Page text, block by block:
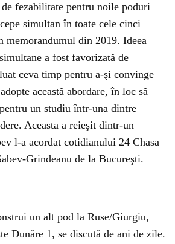
fezabilitate pentru noile poduri
simultan în toate cele cinci
memorandumul din 2019. Ideea
a fost favorizată de
ceva timp pentru a-şi convinge
această abordare, în loc să
un studiu într-una dintre
Aceasta a reieşit dintr-un
l-a acordat cotidianului 24 Chasa
Grindeanu de la Bucureşti.
un alt pod la Ruse/Giurgiu,
Dunăre 1, se discută de ani de zile.